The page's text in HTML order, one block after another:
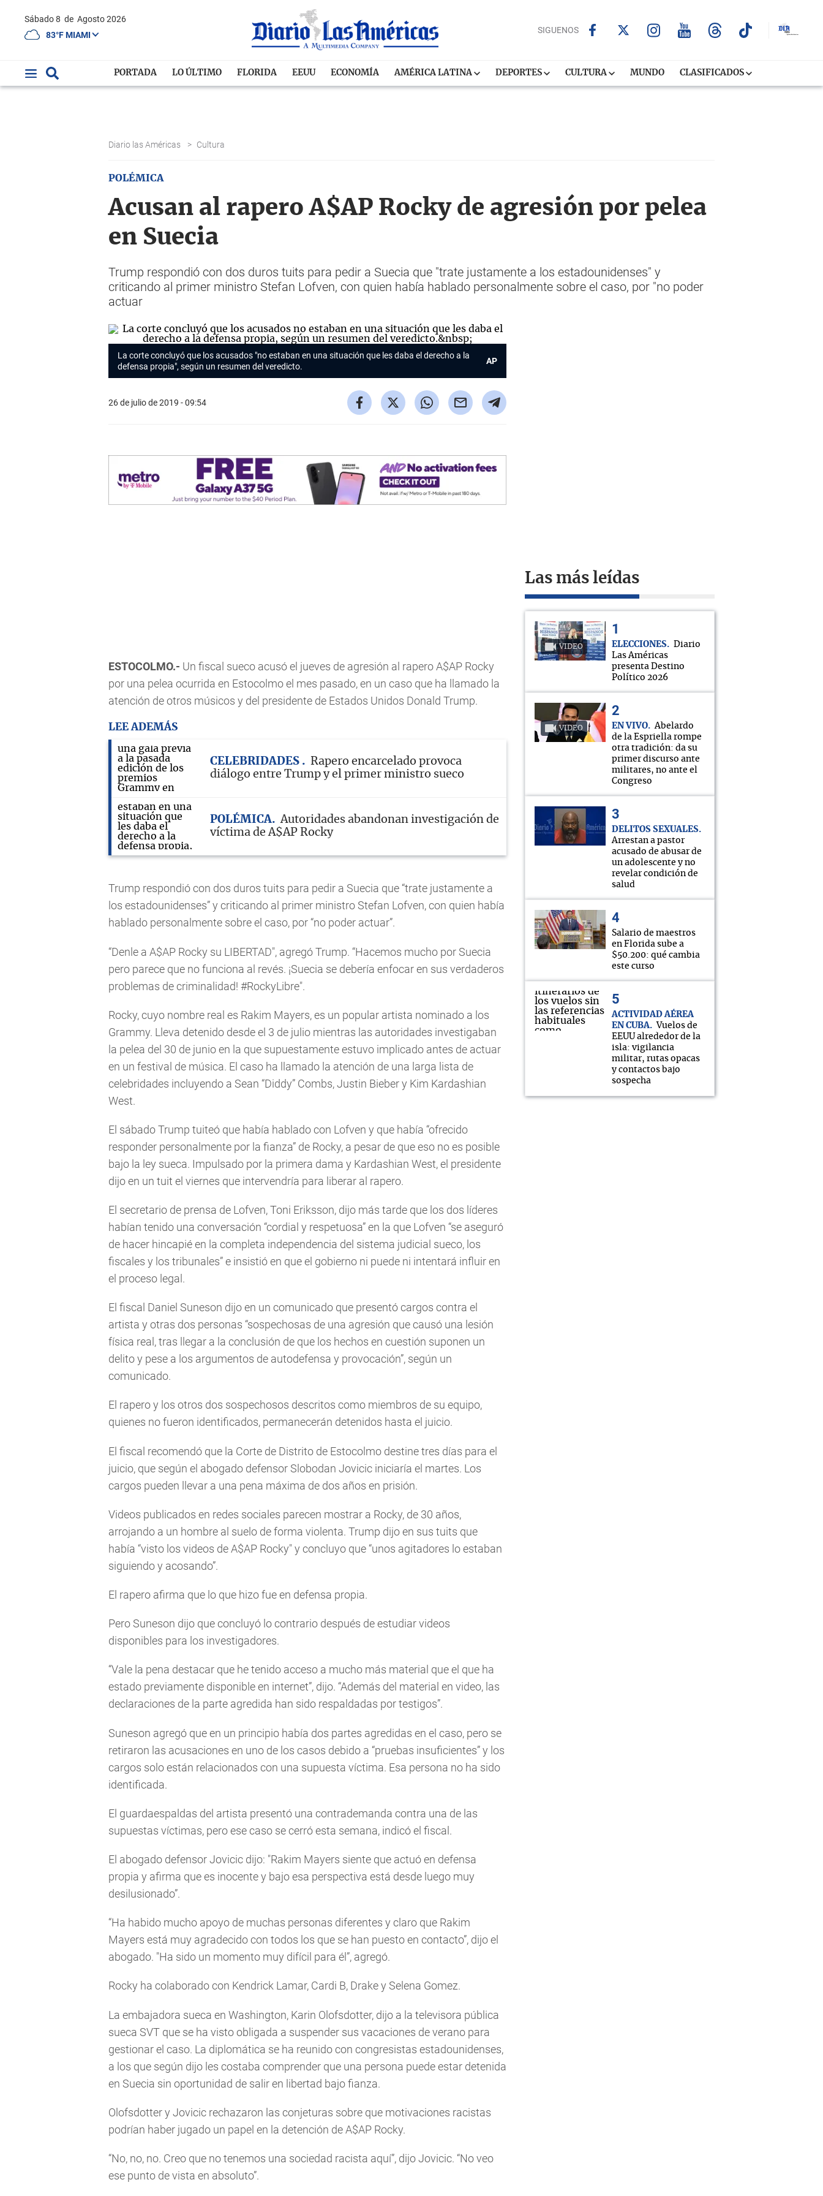
Sábado 8 de Agosto 2026
83°F MIAMI
SIGUENOS
PORTADA LO ÚLTIMO FLORIDA EEUU ECONOMÍA AMÉRICA LATINA DEPORTES CULTURA MUNDO CLASIFICADOS
Diario las Américas > Cultura
POLÉMICA
Acusan al rapero A$AP Rocky de agresión por pelea
en Suecia
Trump respondió con dos duros tuits para pedir a Suecia que "trate justamente a los estadounidenses" y
criticando al primer ministro Stefan Lofven, con quien había hablado personalmente sobre el caso, por "no poder
actuar
La corte concluyó que los acusados "no estaban en una situación que les daba el derecho a la
defensa propia", según un resumen del veredicto.
AP
26 de julio de 2019 - 09:54
ESTOCOLMO.- Un fiscal sueco acusó el jueves de agresión al rapero A$AP Rocky
por una pelea ocurrida en Estocolmo el mes pasado, en un caso que ha llamado la
atención de otros músicos y del presidente de Estados Unidos Donald Trump.
LEE ADEMÁS
CELEBRIDADES
Rapero encarcelado provoca
diálogo entre Trump y el primer ministro sueco
POLÉMICA
Autoridades abandonan investigación de
víctima de A$AP Rocky
Trump respondió con dos duros tuits para pedir a Suecia que “trate justamente a
los estadounidenses” y criticando al primer ministro Stefan Lofven, con quien había
hablado personalmente sobre el caso, por “no poder actuar”.
“Denle a A$AP Rocky su LIBERTAD", agregó Trump. “Hacemos mucho por Suecia
pero parece que no funciona al revés. ¡Suecia se debería enfocar en sus verdaderos
problemas de criminalidad! #RockyLibre".
Rocky, cuyo nombre real es Rakim Mayers, es un popular artista nominado a los
Grammy. Lleva detenido desde el 3 de julio mientras las autoridades investigaban
la pelea del 30 de junio en la que supuestamente estuvo implicado antes de actuar
en un festival de música. El caso ha llamado la atención de una larga lista de
celebridades incluyendo a Sean “Diddy” Combs, Justin Bieber y Kim Kardashian
West.
El sábado Trump tuiteó que había hablado con Lofven y que había “ofrecido
responder personalmente por la fianza” de Rocky, a pesar de que eso no es posible
bajo la ley sueca. Impulsado por la primera dama y Kardashian West, el presidente
dijo en un tuit el viernes que intervendría para liberar al rapero.
El secretario de prensa de Lofven, Toni Eriksson, dijo más tarde que los dos líderes
habían tenido una conversación “cordial y respetuosa” en la que Lofven “se aseguró
de hacer hincapié en la completa independencia del sistema judicial sueco, los
fiscales y los tribunales” e insistió en que el gobierno ni puede ni intentará influir en
el proceso legal.
El fiscal Daniel Suneson dijo en un comunicado que presentó cargos contra el
artista y otras dos personas “sospechosas de una agresión que causó una lesión
física real, tras llegar a la conclusión de que los hechos en cuestión suponen un
delito y pese a los argumentos de autodefensa y provocación”, según un
comunicado.
El rapero y los otros dos sospechosos descritos como miembros de su equipo,
quienes no fueron identificados, permanecerán detenidos hasta el juicio.
El fiscal recomendó que la Corte de Distrito de Estocolmo destine tres días para el
juicio, que según el abogado defensor Slobodan Jovicic iniciaría el martes. Los
cargos pueden llevar a una pena máxima de dos años en prisión.
Videos publicados en redes sociales parecen mostrar a Rocky, de 30 años,
arrojando a un hombre al suelo de forma violenta. Trump dijo en sus tuits que
había “visto los videos de A$AP Rocky" y concluyo que “unos agitadores lo estaban
siguiendo y acosando”.
El rapero afirma que lo que hizo fue en defensa propia.
Pero Suneson dijo que concluyó lo contrario después de estudiar videos
disponibles para los investigadores.
“Vale la pena destacar que he tenido acceso a mucho más material que el que ha
estado previamente disponible en internet”, dijo. “Además del material en video, las
declaraciones de la parte agredida han sido respaldadas por testigos”.
Suneson agregó que en un principio había dos partes agredidas en el caso, pero se
retiraron las acusaciones en uno de los casos debido a “pruebas insuficientes” y los
cargos solo están relacionados con una supuesta víctima. Esa persona no ha sido
identificada.
El guardaespaldas del artista presentó una contrademanda contra una de las
supuestas víctimas, pero ese caso se cerró esta semana, indicó el fiscal.
El abogado defensor Jovicic dijo: "Rakim Mayers siente que actuó en defensa
propia y afirma que es inocente y bajo esa perspectiva está desde luego muy
desilusionado”.
“Ha habido mucho apoyo de muchas personas diferentes y claro que Rakim
Mayers está muy agradecido con todos los que se han puesto en contacto”, dijo el
abogado. "Ha sido un momento muy difícil para él”, agregó.
Rocky ha colaborado con Kendrick Lamar, Cardi B, Drake y Selena Gomez.
La embajadora sueca en Washington, Karin Olofsdotter, dijo a la televisora pública
sueca SVT que se ha visto obligada a suspender sus vacaciones de verano para
gestionar el caso. La diplomática se ha reunido con congresistas estadounidenses,
a los que según dijo les costaba comprender que una persona puede estar detenida
en Suecia sin oportunidad de salir en libertad bajo fianza.
Olofsdotter y Jovicic rechazaron las conjeturas sobre que motivaciones racistas
podrían haber jugado un papel en la detención de A$AP Rocky.
“No, no, no. Creo que no tenemos una sociedad racista aquí”, dijo Jovicic. “No veo
ese punto de vista en absoluto”.
Las más leídas
VIDEO ELECCIONES
Diario
Las Américas
presenta Destino
Político 2026
VIDEO EN VIVO
Abelardo
de la Espriella rompe
otra tradición: da su
primer discurso ante
militares, no ante el
Congreso
DELITOS SEXUALES
Arrestan a pastor
acusado de abusar de
un adolescente y no
revelar condición de
salud
Salario de maestros
en Florida sube a
$50.200: qué cambia
este curso
ACTIVIDAD AÉREA
EN CUBA
Vuelos de
EEUU alrededor de la
isla: vigilancia
militar, rutas opacas
y contactos bajo
sospecha